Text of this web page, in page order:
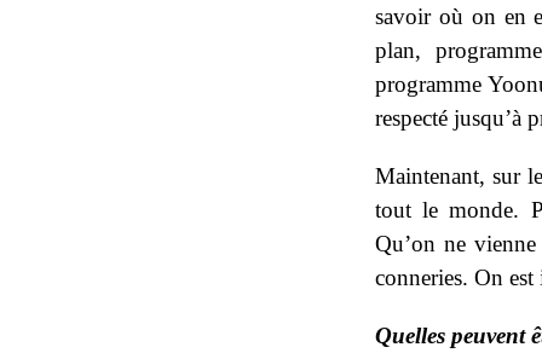
savoir où on en
plan,
programme
respecté jusqu’à
Maintenant, sur
tout le monde.
Qu’on ne
conneries. On
Quelles peuvent